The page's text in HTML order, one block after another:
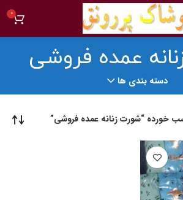
0
عمده فروشی
دسته بندی ها
خورده “شورت زنانه عمده فروشی”